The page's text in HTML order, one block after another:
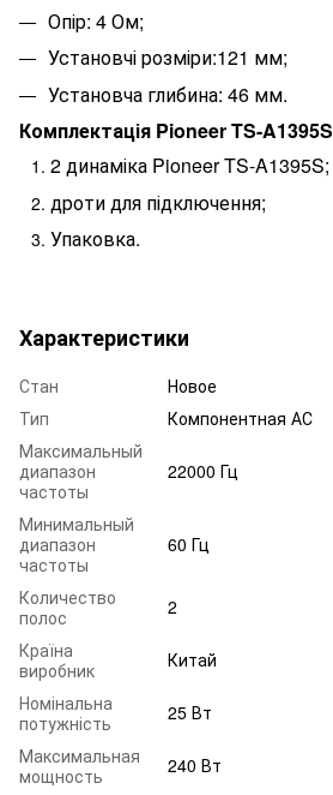
Опір: 4 Ом;
Установчі розміри:121 мм;
Установча глибина: 46 мм.
Комплектація Pioneer TS-A1395S
2 динаміка Pioneer TS-A1395S;
дроти для підключення;
Упаковка.
Характеристики
Стан
Новое
Тип
Компонентная АС
Максимальный
диапазон
частоты
22000 Гц
Минимальный
диапазон
частоты
60 Гц
Количество
полос
2
Країна
виробник
Китай
Номінальна
потужність
25 Вт
Максимальная
мощность
240 Вт